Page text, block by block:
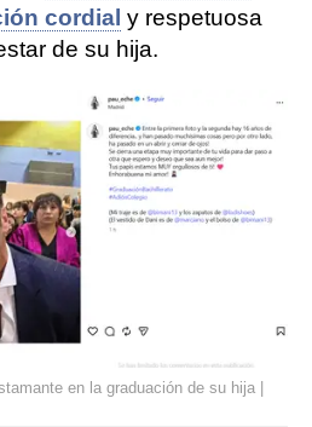
cordial y respetuosa
de su hija.
en la graduación de su hija |